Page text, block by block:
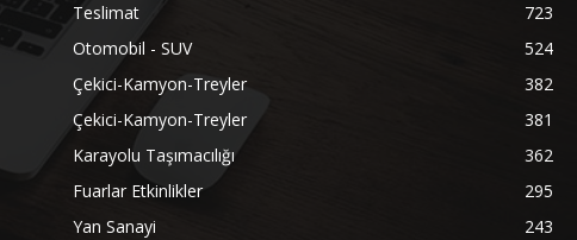
Teslimat
723
Otomobil - SUV
524
Çekici-Kamyon-Treyler
382
Çekici-Kamyon-Treyler
381
Karayolu Taşımacılığı
362
Fuarlar Etkinlikler
295
Yan Sanayi
243